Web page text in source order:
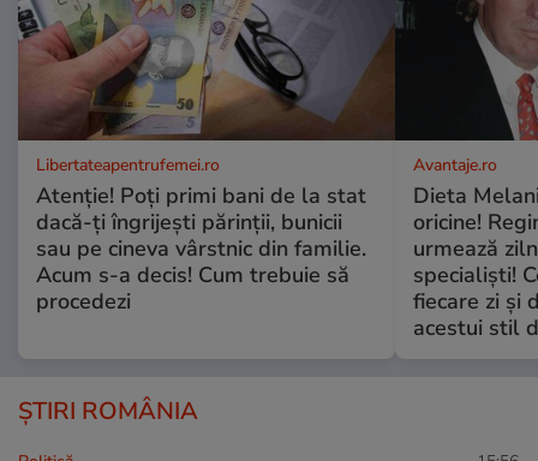
Libertateapentrufemei.ro
Atenție! Poți primi bani de la stat
dacă-ți îngrijești părinții, bunicii
sau pe cineva vârstnic din familie.
Acum s-a decis! Cum trebuie să
procedezi
Avantaje.ro
Dieta
oricine!
urmează
specialiști!
fiecare zi și
acestui stil
ȘTIRI ROMÂNIA